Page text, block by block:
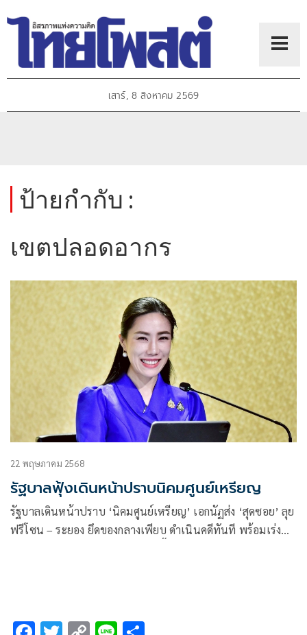
เสาร์, 8 สิงหาคม 2569
ป้ายกำกับ :
เขตปลอดอากร
22 พฤษภาคม 2568
รัฐบาลฟุ้งเดินหน้าปราบนิคมศูนย์เหรียญ
รัฐบาลเดินหน้าปราบ ‘นิคมศูนย์เหรียญ’ เอกนัฏส่ง ‘สุดซอย’ ลุย
ฟรีโซน – ระยอง ยึดของกลางเพียบ ดำเนินคดีทันที พร้อมเร่ง